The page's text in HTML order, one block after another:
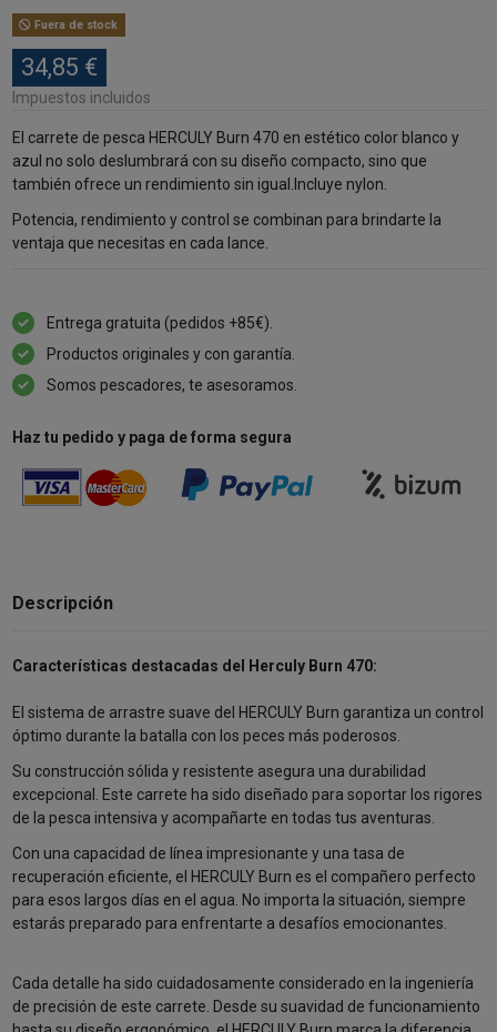
Fuera de stock
34,85 €
Impuestos incluidos
El carrete de pesca HERCULY Burn 470 en estético color blanco y
azul no solo deslumbrará con su diseño compacto, sino que
también ofrece un rendimiento sin igual.Incluye nylon.
Potencia, rendimiento y control se combinan para brindarte la
ventaja que necesitas en cada lance.
Entrega gratuita (pedidos +85€).
Productos originales y con garantía.
Somos pescadores, te asesoramos.
Haz tu pedido y paga de forma segura
Descripción
Características destacadas del Herculy Burn 470:
El sistema de arrastre suave del HERCULY Burn garantiza un control
óptimo durante la batalla con los peces más poderosos.
Su construcción sólida y resistente asegura una durabilidad
excepcional. Este carrete ha sido diseñado para soportar los rigores
de la pesca intensiva y acompañarte en todas tus aventuras.
Con una capacidad de línea impresionante y una tasa de
recuperación eficiente, el HERCULY Burn es el compañero perfecto
para esos largos días en el agua. No importa la situación, siempre
estarás preparado para enfrentarte a desafíos emocionantes.
Cada detalle ha sido cuidadosamente considerado en la ingeniería
de precisión de este carrete. Desde su suavidad de funcionamiento